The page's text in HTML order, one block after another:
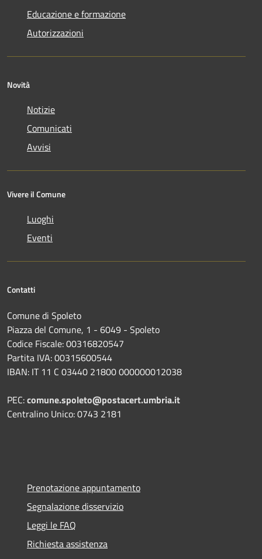
Educazione e formazione
Autorizzazioni
Novità
Notizie
Comunicati
Avvisi
Vivere il Comune
Luoghi
Eventi
Contatti
Comune di Spoleto
Piazza del Comune, 1 - 6049 - Spoleto
Codice Fiscale: 00316820547
Partita IVA: 00315600544
IBAN: IT 11 C 03440 21800 000000012038
PEC:comune.spoleto@postacert.umbria.it
Centralino Unico: 0743 2181
Prenotazione appuntamento
Segnalazione disservizio
Leggi le FAQ
Richiesta assistenza